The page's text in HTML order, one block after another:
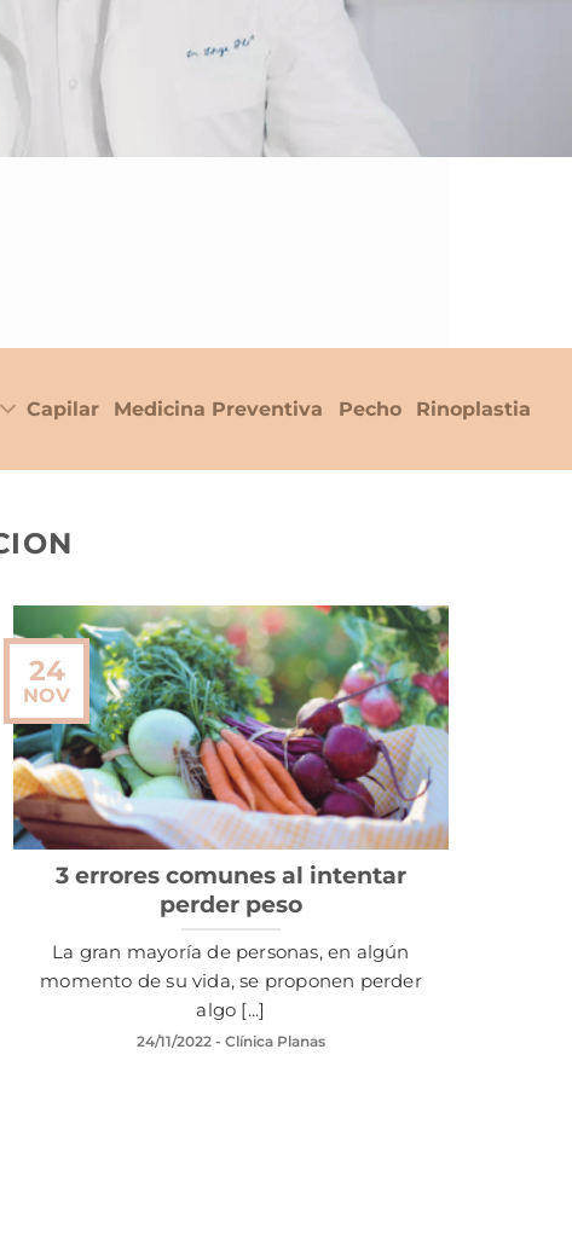
Capilar Medicina Preventiva Pecho Rinoplastia
3 errores comunes al intentar
perder peso
La gran mayoría de personas, en algún
momento de su vida, se proponen perder
algo [...]
24/11/2022 - Clínica Planas
24
NOV